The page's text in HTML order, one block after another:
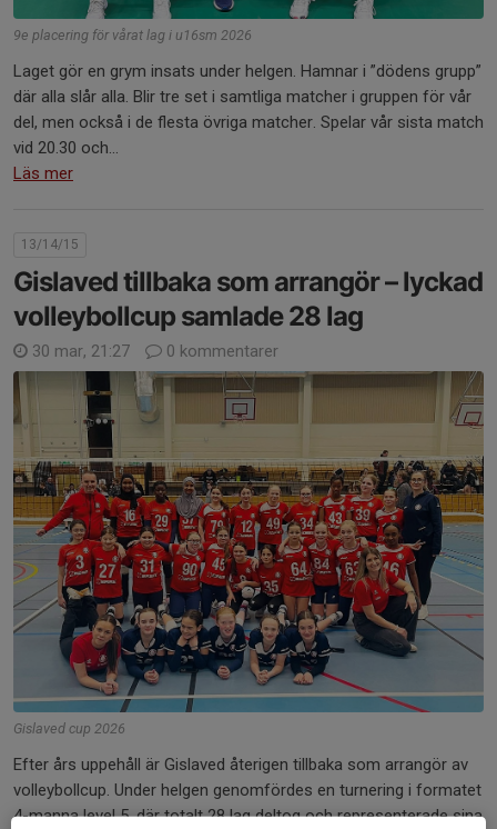
9e placering för vårat lag i u16sm 2026
Laget gör en grym insats under helgen. Hamnar i ”dödens grupp”
där alla slår alla. Blir tre set i samtliga matcher i gruppen för vår
del, men också i de flesta övriga matcher. Spelar vår sista match
vid 20.30 och...
Läs mer
13/14/15
Gislaved tillbaka som arrangör – lyckad
volleybollcup samlade 28 lag
30 mar, 21:27 0 kommentarer
Gislaved cup 2026
Efter års uppehåll är Gislaved återigen tillbaka som arrangör av
volleybollcup. Under helgen genomfördes en turnering i formatet
4-manna level 5, där totalt 28 lag deltog och representerade sina